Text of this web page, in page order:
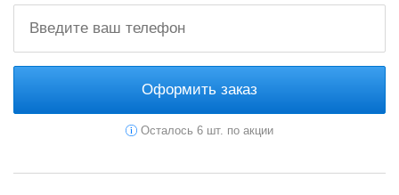
Оформить заказ
Осталось 6 шт. по акции